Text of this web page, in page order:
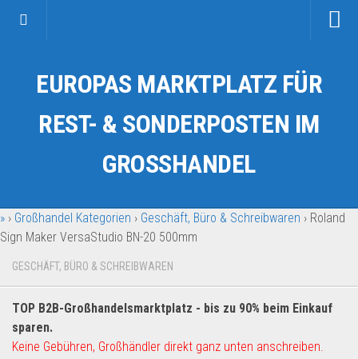
Kategorien
Auto & Motorrad
Fahrzeuge & Transport
Garten & Werkzeug
Geschäft, Büro & Schreibwaren
Geschenkartikel
Handy und Smartphone
Kosmetik & Pflege
EUROPAS MARKTPLATZ FÜR
REST- & SONDERPOSTEN IM
GROSSHANDEL
» › Großhandel Kategorien › Geschäft, Büro & Schreibwaren › Roland
Sign Maker VersaStudio BN-20 500mm
GESCHÄFT, BÜRO & SCHREIBWAREN
TOP B2B-Großhandelsmarktplatz - bis zu 90% beim Einkauf
sparen.
Keine Gebühren, Großhändler direkt ganz unten anschreiben.